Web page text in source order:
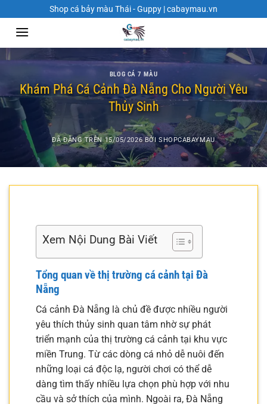
đến
dung
Shop cá bảy màu Thái - Guppy | cabaymau.vn
BLOG CÁ 7 MÀU
Khám Phá Cá Cảnh Đà Nẵng Cho Người Yêu
Thủy Sinh
ĐÃ ĐĂNG TRÊN15/05/2026 BỞI SHOPCABAYMAU
Xem Nội Dung Bài Viết
Tổng quan về thị trường cá cảnh tại Đà
Nẵng
Cá cảnh Đà Nẵng là chủ đề được nhiều người
yêu thích thủy sinh quan tâm nhờ sự phát
triển mạnh của thị trường cá cảnh tại khu vực
miền Trung. Từ các dòng cá nhỏ dễ nuôi đến
những loại cá độc lạ, người chơi có thể dễ
dàng tìm thấy nhiều lựa chọn phù hợp với nhu
cầu và sở thích của mình. Ngoài ra, Đà Nẵng